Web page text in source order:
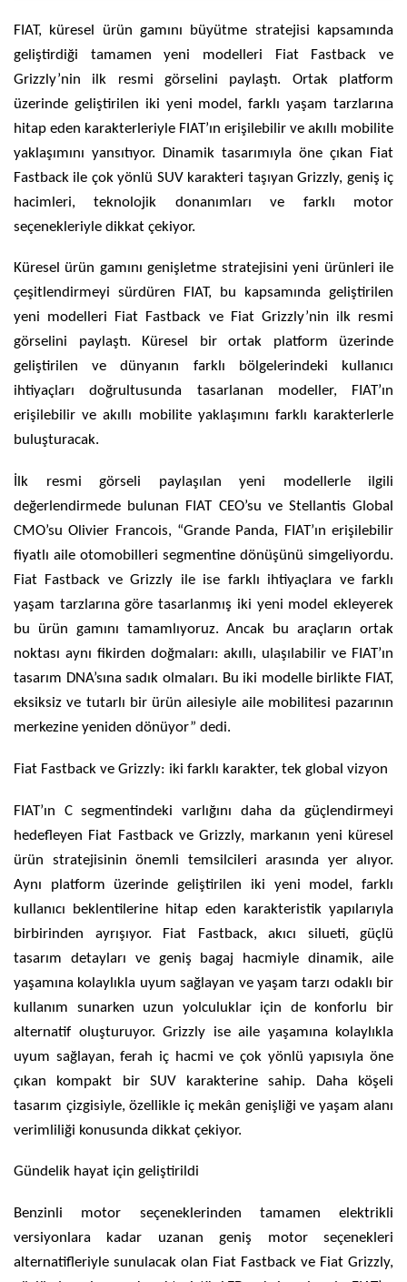
FIAT, küresel ürün gamını büyütme stratejisi kapsamında
geliştirdiği tamamen yeni modelleri Fiat Fastback ve
Grizzly’nin ilk resmi görselini paylaştı. Ortak platform
üzerinde geliştirilen iki yeni model, farklı yaşam tarzlarına
hitap eden karakterleriyle FIAT’ın erişilebilir ve akıllı mobilite
yaklaşımını yansıtıyor. Dinamik tasarımıyla öne çıkan Fiat
Fastback ile çok yönlü SUV karakteri taşıyan Grizzly, geniş iç
hacimleri, teknolojik donanımları ve farklı motor
seçenekleriyle dikkat çekiyor.
Küresel ürün gamını genişletme stratejisini yeni ürünleri ile
çeşitlendirmeyi sürdüren FIAT, bu kapsamında geliştirilen
yeni modelleri Fiat Fastback ve Fiat Grizzly’nin ilk resmi
görselini paylaştı. Küresel bir ortak platform üzerinde
geliştirilen ve dünyanın farklı bölgelerindeki kullanıcı
ihtiyaçları doğrultusunda tasarlanan modeller, FIAT’ın
erişilebilir ve akıllı mobilite yaklaşımını farklı karakterlerle
buluşturacak.
İlk resmi görseli paylaşılan yeni modellerle ilgili
değerlendirmede bulunan FIAT CEO’su ve Stellantis Global
CMO’su Olivier Francois, “Grande Panda, FIAT’ın erişilebilir
fiyatlı aile otomobilleri segmentine dönüşünü simgeliyordu.
Fiat Fastback ve Grizzly ile ise farklı ihtiyaçlara ve farklı
yaşam tarzlarına göre tasarlanmış iki yeni model ekleyerek
bu ürün gamını tamamlıyoruz. Ancak bu araçların ortak
noktası aynı fikirden doğmaları: akıllı, ulaşılabilir ve FIAT’ın
tasarım DNA’sına sadık olmaları. Bu iki modelle birlikte FIAT,
eksiksiz ve tutarlı bir ürün ailesiyle aile mobilitesi pazarının
merkezine yeniden dönüyor” dedi.
Fiat Fastback ve Grizzly: iki farklı karakter, tek global vizyon
FIAT’ın C segmentindeki varlığını daha da güçlendirmeyi
hedefleyen Fiat Fastback ve Grizzly, markanın yeni küresel
ürün stratejisinin önemli temsilcileri arasında yer alıyor.
Aynı platform üzerinde geliştirilen iki yeni model, farklı
kullanıcı beklentilerine hitap eden karakteristik yapılarıyla
birbirinden ayrışıyor. Fiat Fastback, akıcı silueti, güçlü
tasarım detayları ve geniş bagaj hacmiyle dinamik, aile
yaşamına kolaylıkla uyum sağlayan ve yaşam tarzı odaklı bir
kullanım sunarken uzun yolculuklar için de konforlu bir
alternatif oluşturuyor. Grizzly ise aile yaşamına kolaylıkla
uyum sağlayan, ferah iç hacmi ve çok yönlü yapısıyla öne
çıkan kompakt bir SUV karakterine sahip. Daha köşeli
tasarım çizgisiyle, özellikle iç mekân genişliği ve yaşam alanı
verimliliği konusunda dikkat çekiyor.
Gündelik hayat için geliştirildi
Benzinli motor seçeneklerinden tamamen elektrikli
versiyonlara kadar uzanan geniş motor seçenekleri
alternatifleriyle sunulacak olan Fiat Fastback ve Fiat Grizzly,